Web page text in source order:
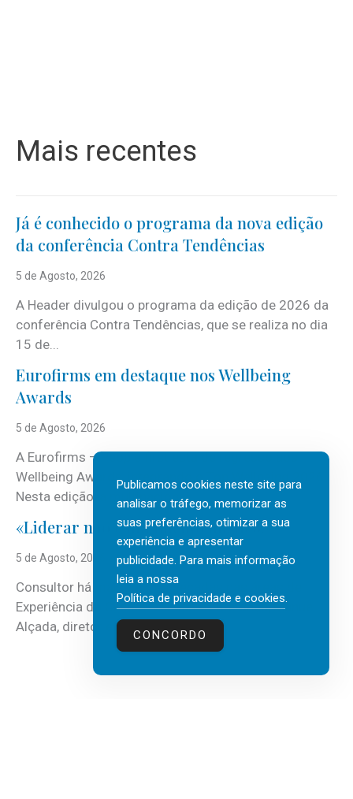
Mais recentes
Já é conhecido o programa da nova edição
da conferência Contra Tendências
5 de Agosto, 2026
A Header divulgou o programa da edição de 2026 da
conferência Contra Tendências, que se realiza no dia
15 de...
Eurofirms em destaque nos Wellbeing
Awards
5 de Agosto, 2026
A Eurofirms – People first está de regresso aos
Wellbeing Awards, integrando o Top Wellbeing 2026.
Nesta edição, a multinacional...
«Liderar não é um talento místico.»
5 de Agosto, 2026
Consultor há mais de três décadas nas áreas de
Experiência do Cliente, Vendas e Liderança, Manuel
Alçada, diretor executivo da...
Publicamos cookies neste site para
analisar o tráfego, memorizar as
suas preferências, otimizar a sua
experiência e apresentar
publicidade. Para mais informação
leia a nossa
Política de privacidade e cookies.
CONCORDO